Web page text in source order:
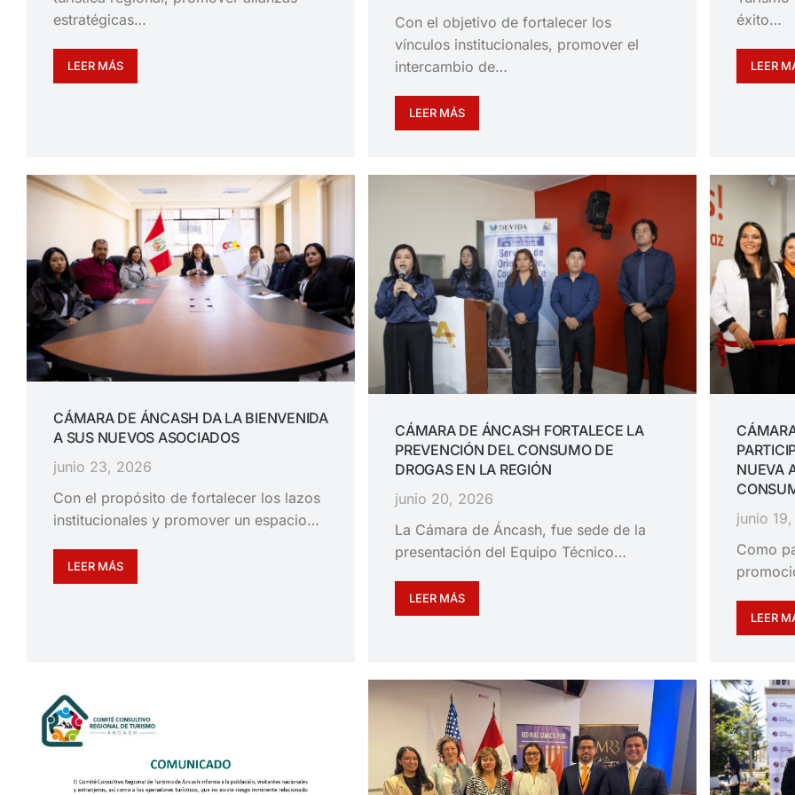
estratégicas…
LEER MÁS
Con el objetivo de fortalecer los
vínculos institucionales, promover el
intercambio de…
LEER MÁS
éxito…
LEER
CÁMARA DE ÁNCASH DA LA BIENVENIDA
A SUS NUEVOS ASOCIADOS
junio 23, 2026
Con el propósito de fortalecer los lazos
institucionales y promover un espacio…
LEER MÁS
CÁMARA DE ÁNCASH FORTALECE LA
PREVENCIÓN DEL CONSUMO DE
DROGAS EN LA REGIÓN
junio 20, 2026
La Cámara de Áncash, fue sede de la
presentación del Equipo Técnico…
LEER MÁS
NUEVA
junio
Como
LEER